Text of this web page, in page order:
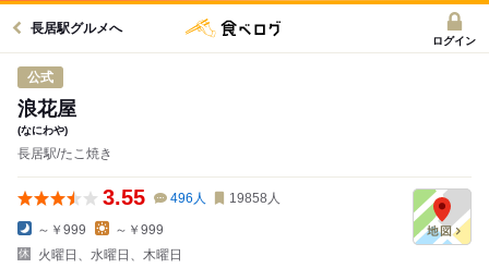
長居駅グルメへ
ログイン
公式
浪花屋
(なにわや)
長居駅/たこ焼き
3.55 496 人 19858 人
～￥999
～￥999
火曜日、水曜日、木曜日